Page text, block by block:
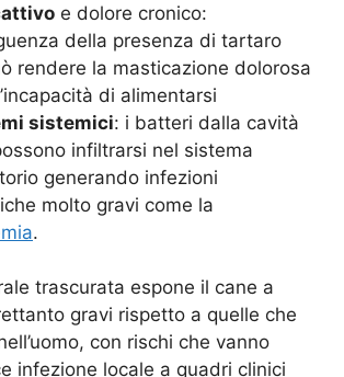
e dolore cronico:
della presenza di tartaro
rendere la masticazione dolorosa
di alimentarsi
sistemici: i batteri dalla cavità
infiltrarsi nel sistema
generando infezioni
molto gravi come la
.
trascurata espone il cane a
gravi rispetto a quelle che
con rischi che vanno
infezione locale a quadri clinici